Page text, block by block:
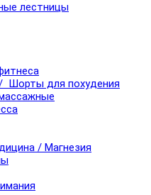
лестницы
Шорты для похудения
/ Магнезия